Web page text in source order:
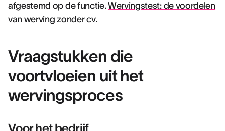
afgestemd op de functie.Wervingstest: de voordelen
van werving zonder cv.
Vraagstukken die
voortvloeien uit het
wervingsproces
Voor het bedrijf